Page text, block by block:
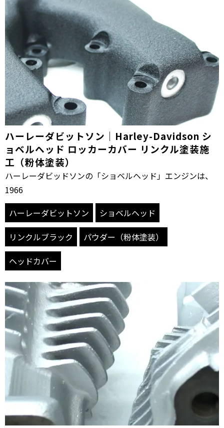
ハーレーダビットソン｜Harley-Davidson シ
ョベルヘッド ロッカーカバー リンクル塗装施
工（粉体塗装）
ハーレーダビッドソンの「ショベルヘッド」エンジンは、
1966
ハーレーダビットソン
ショベルヘッド
リンクルブラック
パウダー（粉体塗装）
ヘッドカバー